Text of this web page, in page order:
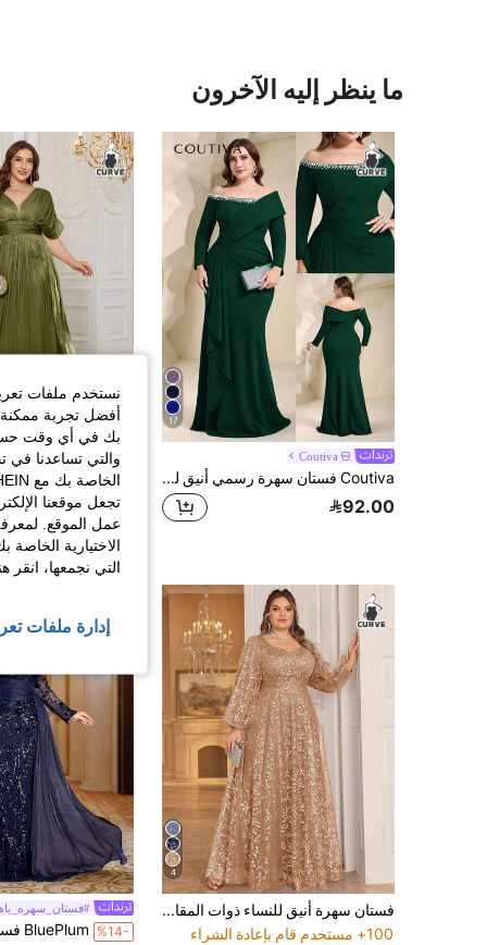
ما ينظر إليه الآخرون
17
Coutiva
Coutiva فستان سهرة رسمي أنيق للنساء بمقاسات كبيرة مزين بالراينستون بأكمام طويلة وتصميم مطوي (أسلوب الحرفية الثقيلة)
92.00
%15-
178.79
4
فستان سهرة أنيق للنساء ذوات المقاسات الكبيرة بطبعة زهرية وشبكة برقبة قلب وأكمام فانوس، فستان ضيف الزفاف، فستان الحفلات، فستان رسمي للربيع والعطلات والخريف
100+ مستخدم قام بإعادة الشراء
%14-
نستخدم ملفات
أفضل تجربة ممكنة
بك في أي وقت حسب
والتي تساعدنا في
تجعل موقعنا
عمل الموقع.
الاختيارية
التي نجمعها، انقر
إدارة ملفات